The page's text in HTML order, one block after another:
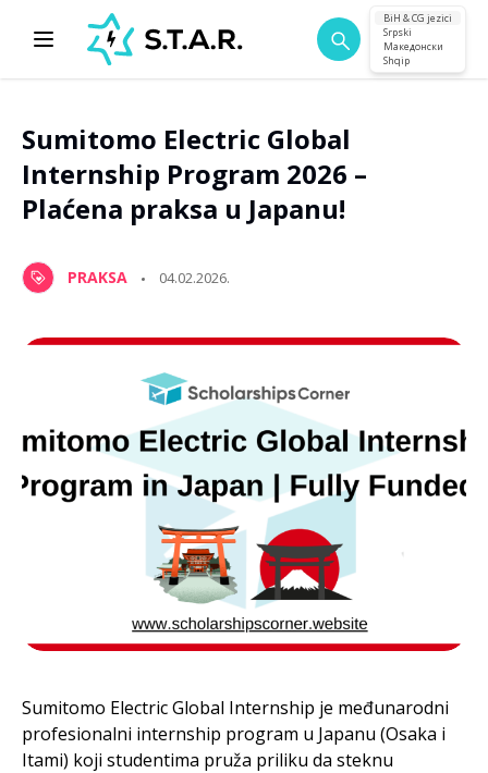
BiH & CG jezici
Srpski
Македонски
Shqip
Sumitomo Electric Global
Internship Program 2026 –
Plaćena praksa u Japanu!
PRAKSA 04.02.2026.
Sumitomo Electric Global Internship je međunarodni
profesionalni internship program u Japanu (Osaka i
Itami) koji studentima pruža priliku da steknu